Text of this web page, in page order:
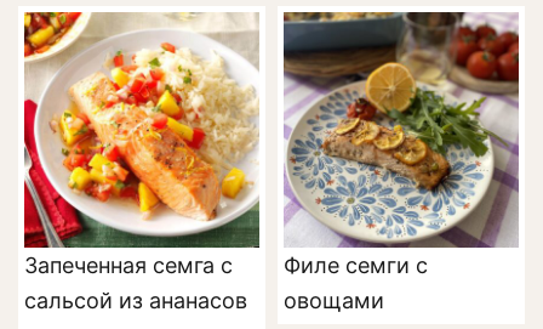
Запеченная семга с
сальсой из ананасов
Филе семги с
овощами